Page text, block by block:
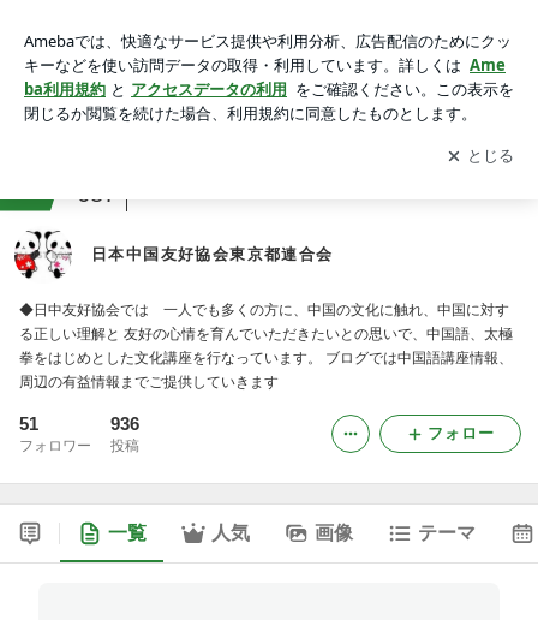
アプリをダウンロードして ブログの更新通知
を受け取りまし
ょう。
開く
687
日本中国友好協会東京都連合会
◆日中友好協会では 一人でも多くの方に、中国の文化に触れ、中国に対す
る正しい理解と 友好の心情を育んでいただきたいとの思いで、中国語、太極
拳をはじめとした文化講座を行なっています。 ブログでは中国語講座情報、
周辺の有益情報までご提供していきます
51
フォロワー
936
投稿
フォロー
一覧 人気 画像 テーマ